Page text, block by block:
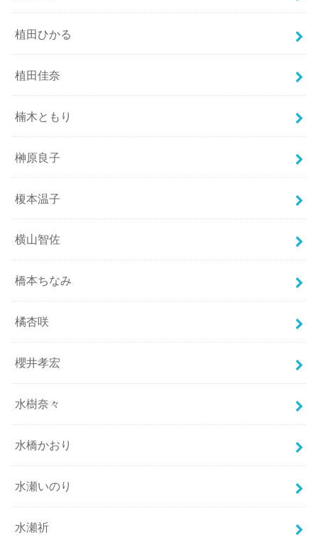
植田ひかる
植田佳奈
楠木ともり
榊原良子
榎本温子
横山智佐
橋本ちなみ
橘杏咲
櫻井孝宏
水樹奈々
水橋かおり
水瀬いのり
水瀬祈